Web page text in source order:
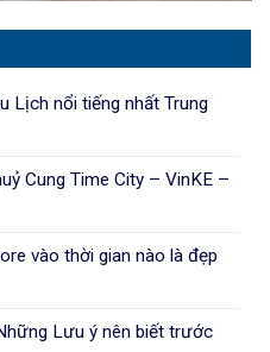
Lịch nổi tiếng nhất Trung
Cung Time City – VinKE –
vào thời gian nào là đẹp
Lưu ý nên biết trước